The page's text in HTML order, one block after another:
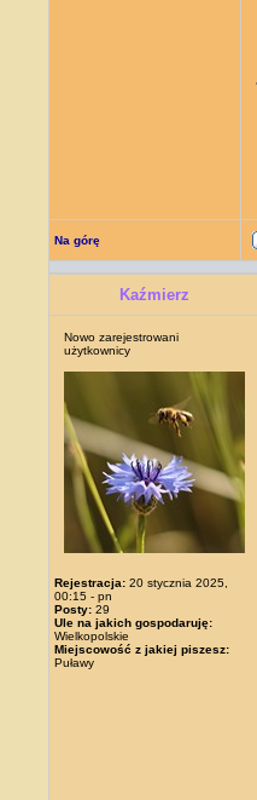
Na górę
Kaźmierz
Nowo zarejestrowani
użytkownicy
Rejestracja: 20 stycznia 2025,
00:15 - pn
Posty: 29
Ule na jakich gospodaruję:
Wielkopolskie
Miejscowość z jakiej piszesz:
Puławy